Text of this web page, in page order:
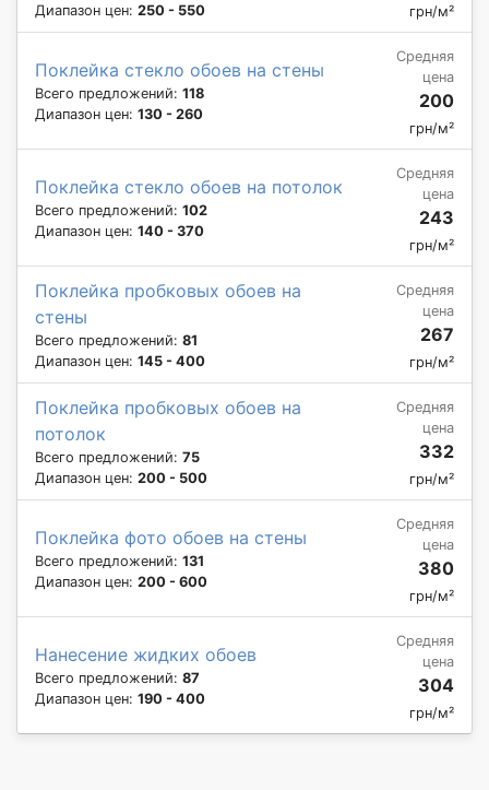
Диапазон цен: 250 - 550 грн/м²
Поклейка стекло обоев на стены
Всего предложений: 118
Диапазон цен: 130 - 260
Средняя
цена
200
грн/м²
Поклейка стекло обоев на потолок
Всего предложений: 102
Диапазон цен: 140 - 370
Средняя
цена
243
грн/м²
Поклейка пробковых обоев на
стены
Всего предложений: 81
Диапазон цен: 145 - 400
Средняя
цена
267
грн/м²
Поклейка пробковых обоев на
потолок
Всего предложений: 75
Диапазон цен: 200 - 500
Средняя
цена
332
грн/м²
Поклейка фото обоев на стены
Всего предложений: 131
Диапазон цен: 200 - 600
Средняя
цена
380
грн/м²
Нанесение жидких обоев
Всего предложений: 87
Диапазон цен: 190 - 400
Средняя
цена
304
грн/м²